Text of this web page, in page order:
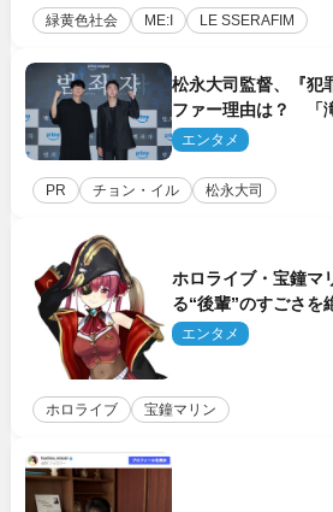
緑黄色社会 ME:I LE SSERAFIM
松永大司監督、『犯
ファー理由は？ 「
に出会えたことは本
エンタメ
PR チョン・イル 松永大司
ホロライブ・宝鐘マ
る“後輩”のすごさを
である」
エンタメ
ホロライブ 宝鐘マリン